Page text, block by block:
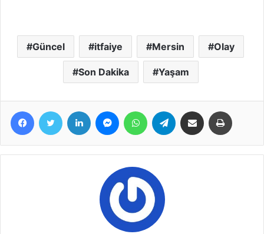
Güncel itfaiye Mersin Olay
Son Dakika Yaşam
FacebookTwitter LinkedIn MessengerWhatsAppTelegram E-Posta ile paylaş